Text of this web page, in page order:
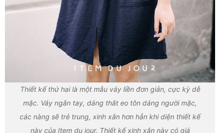
Thiết kế thứ hai là một mẫu váy liền đơn giản, cực kỳ dễ
mặc. Váy ngắn tay, dáng thắt eo tôn dáng người mặc,
các nàng sẽ trẻ trung, xinh xắn hơn hẳn khi diện thiết kế
này của Item du jour. Thiết kế xinh xắn này có giá